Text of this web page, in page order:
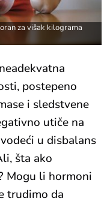
za višak kilograma
postepeno
i sledstvene
utiče na
u disbalans
šta ako
Mogu li hormoni
trudimo da